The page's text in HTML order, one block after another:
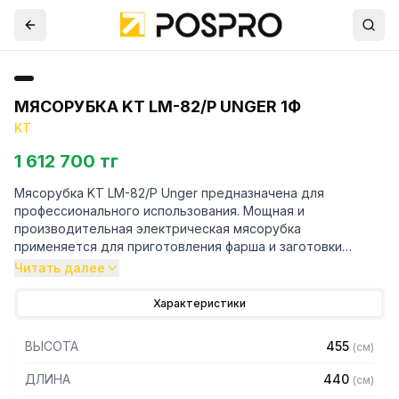
МЯСОРУБКА KT LM-82/P UNGER 1Ф
KT
1 612 700 тг
Мясорубка KT LM-82/P Unger предназначена для
профессионального использования. Мощная и
производительная электрическая мясорубка
применяется для приготовления фарша и заготовки
полуфабрикатов в мясных, рыбных цехах. Благодаря
мясорубки KT известны своей надежностью, подходят
Особенности:
Читать далее
Характеристики
ВЫСОТА 455 (см)
ДЛИНА 440 (см)